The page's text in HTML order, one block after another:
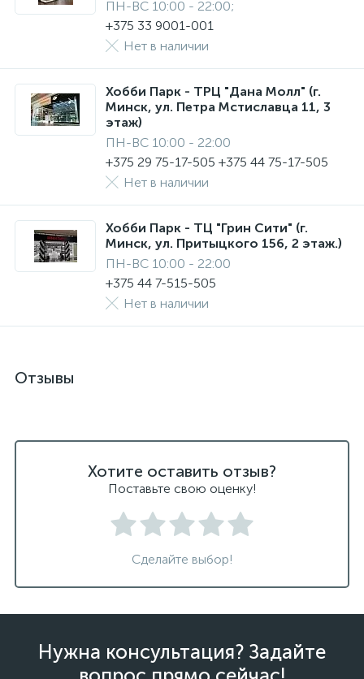
ПН-ВС 10:00 - 22:00;
+375 33 9001-001
Нет в наличии
Хобби Парк - ТРЦ "Дана Молл" (г.
Минск, ул. Петра Мстиславца 11, 3
этаж)
ПН-ВС 10:00 - 22:00
+375 29 75-17-505 +375 44 75-17-505
Нет в наличии
Хобби Парк - ТЦ "Грин Сити" (г.
Минск, ул. Притыцкого 156, 2 этаж.)
ПН-ВС 10:00 - 22:00
+375 44 7-515-505
Нет в наличии
Отзывы
Хотите оставить отзыв?
Поставьте свою оценку!
Сделайте выбор!
Нужна консультация? Задайте